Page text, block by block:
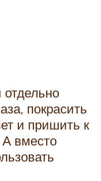
покрасить
и пришить к
А вместо